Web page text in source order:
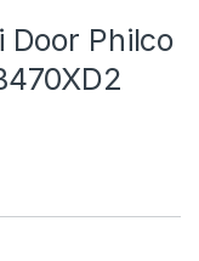
Door Philco